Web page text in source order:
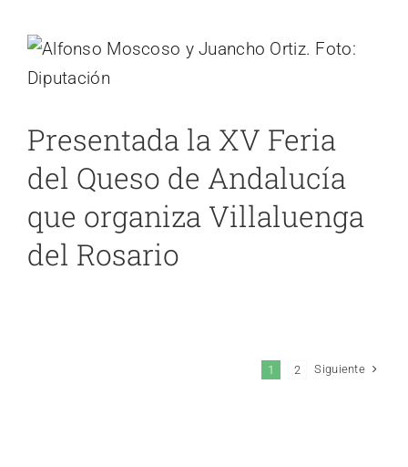
Rosario
Cádiz
Presentada la XV Feria
del Queso de Andalucía
que organiza Villaluenga
del Rosario
1 2 Siguiente